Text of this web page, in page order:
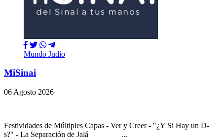
Mundo Judío
MiSinai
06 Agosto 2026
Festividades de Múltiples Capas - Ver y Creer - "¿Y Si Hay un D-
s?" - La Separación de Jalá ...